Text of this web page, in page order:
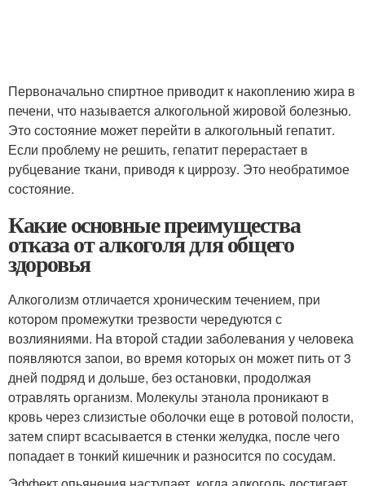
Первоначально спиртное приводит к накоплению жира в
печени, что называется алкогольной жировой болезнью.
Это состояние может перейти в алкогольный гепатит.
Если проблему не решить, гепатит перерастает в
рубцевание ткани, приводя к циррозу. Это необратимое
состояние.
Какие основные преимущества
отказа от алкоголя для общего
здоровья
Алкоголизм отличается хроническим течением, при
котором промежутки трезвости чередуются с
возлияниями. На второй стадии заболевания у человека
появляются запои, во время которых он может пить от 3
дней подряд и дольше, без остановки, продолжая
отравлять организм. Молекулы этанола проникают в
кровь через слизистые оболочки еще в ротовой полости,
затем спирт всасывается в стенки желудка, после чего
попадает в тонкий кишечник и разносится по сосудам.